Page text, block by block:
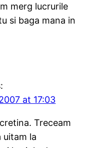
merg lucrurile
si baga mana in
at 17:03
Treceam
uitam la